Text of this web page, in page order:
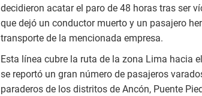
decidieron acatar el paro de 48 horas tras ser
que dejó un conductor muerto y un pasajero
transporte de la mencionada empresa.
Esta línea cubre la ruta de la zona Lima hacia
se reportó un gran número de pasajeros
paraderos de los distritos de Ancón, Puente